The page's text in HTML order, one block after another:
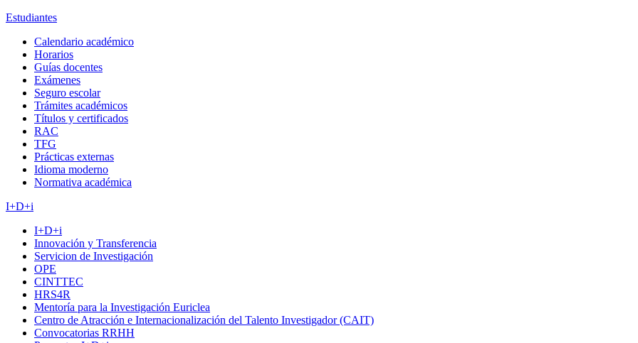
Estudiantes
Calendario académico
Horarios
Guías docentes
Exámenes
Seguro escolar
Trámites académicos
Títulos y certificados
RAC
TFG
Prácticas externas
Idioma moderno
Normativa académica
I+D+i
I+D+i
Innovación y Transferencia
Servicion de Investigación
OPE
CINTTEC
HRS4R
Mentoría para la Investigación Euriclea
Centro de Atracción e Internacionalización del Talento Investigador (CAIT)
Convocatorias RRHH